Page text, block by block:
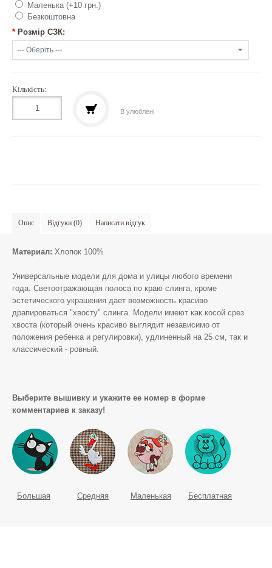
Маленька (+10 грн.)
Безкоштовна
* Розмір СЗК:
Кількість:
В улюблені
Опис Відгуки (0) Написати відгук
Материал: Хлопок 100%
Универсальные модели для дома и улицы любого времени
года. Светоотражающая полоса по краю слинга, кроме
эстетического украшения дает возможность красиво
драпироваться "хвосту" слинга. Модели имеют как косой срез
хвоста (который очень красиво выглядит независимо от
положения ребенка и регулировки), удлиненный на 25 см, так и
классический - ровный.
Выберите вышивку и укажите ее номер в форме
комментариев к заказу!
Большая Средняя Маленькая Бесплатная